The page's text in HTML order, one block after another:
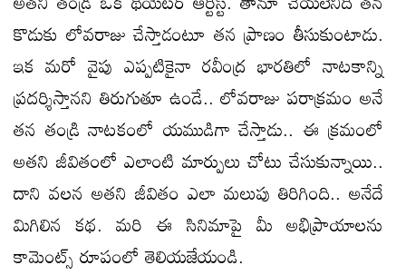
కొడుకు లోవరాజు చేస్తాడంటూ తన ప్రాణం తీసుకుంటాడు.
ఇక మరో వైపు ఎప్పటికైనా రవీంద్ర భారతిలో నాటకాన్ని
ప్రదర్శిస్తానని తిరుగుతూ ఉండే.. లోవరాజు పరాక్రమం అనే
తన తండ్రి నాటకంలో యముడిగా చేస్తాడు.. ఈ క్రమంలో
అతని జీవితంలో ఎలాంటి మార్పులు చోటు చేసుకున్నాయి..
దాని వలన అతని జీవితం ఎలా మలుపు తిరిగింది.. అనేదే
మిగిలిన కథ. మరి ఈ సినిమాపై మీ అభిప్రాయాలను
కామెంట్స్ రూపంలో తెలియజేయండి.